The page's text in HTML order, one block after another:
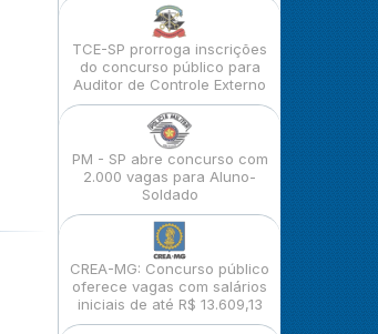
TCE-SP prorroga inscrições
do concurso público para
Auditor de Controle Externo
PM - SP abre concurso com
2.000 vagas para Aluno-
Soldado
CREA-MG: Concurso público
oferece vagas com salários
iniciais de até R$ 13.609,13